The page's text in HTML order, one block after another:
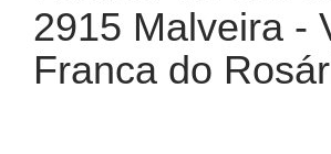
2915 Malveira -
Franca do